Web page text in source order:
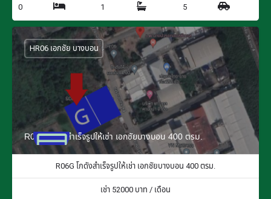
0 1 5
R06G โกดังสำเร็จรูปให้เช่า เอกชัยบางบอน 400 ตรม.
HR06 เอกชัย บางบอน
R06G โกดังสำเร็จรูปให้เช่า เอกชัยบางบอน 400 ตรม.
เช่า 52000 บาท / เดือน